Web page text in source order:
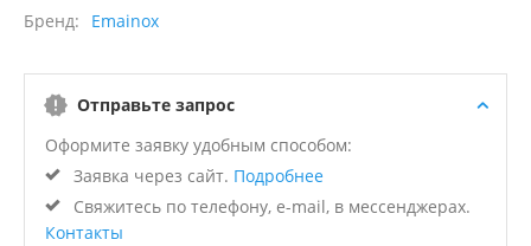
Бренд
Emainox
Отправьте запрос
Оформите заявку удобным способом:
Заявка через сайт. Подробнее
Свяжитесь по телефону, e-mail, в мессенджерах.
Контакты